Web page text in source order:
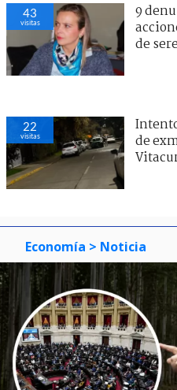
43
visitas
9
de
22
visitas
de
Economía > Noticia